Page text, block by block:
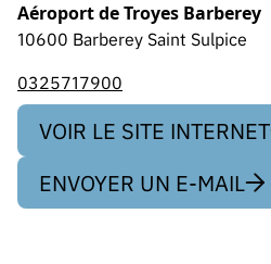
Aéroport de Troyes Barberey
10600 Barberey Saint Sulpice
0325717900
VOIR LE SITE INTERNET
ENVOYER UN E-MAIL